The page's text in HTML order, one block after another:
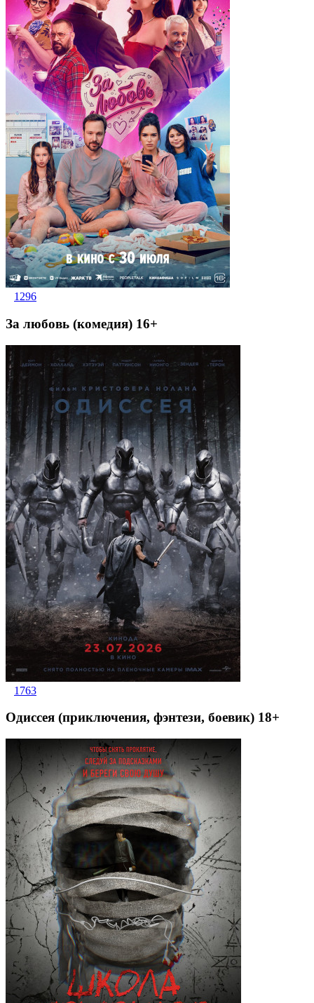
1296
За любовь (комедия) 16+
1763
Одиссея (приключения, фэнтези, боевик) 18+